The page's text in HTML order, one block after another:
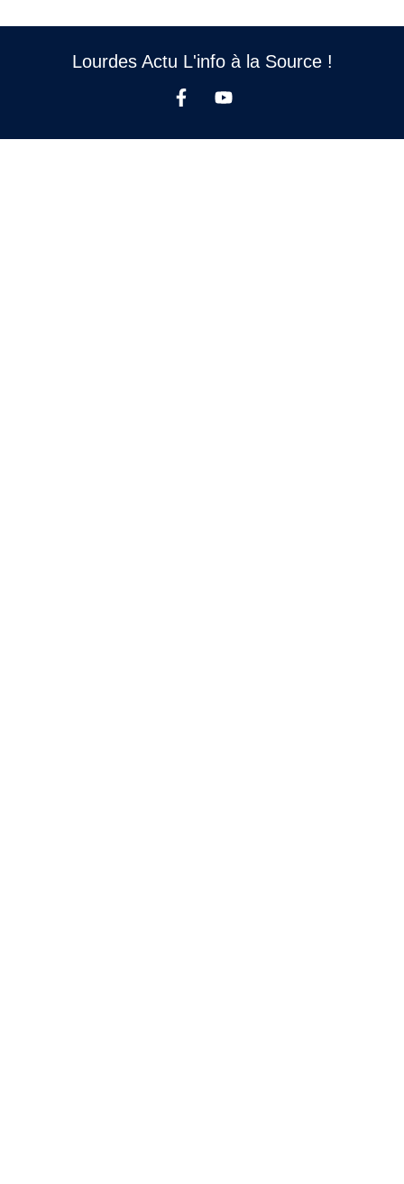
Lourdes Actu L'info à la Source !